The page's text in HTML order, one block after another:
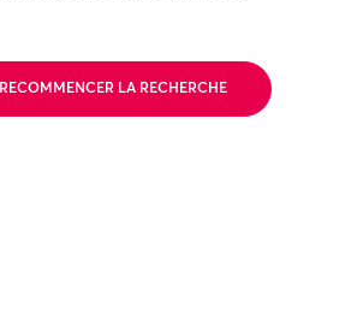
RECOMMENCER LA RECHERCHE